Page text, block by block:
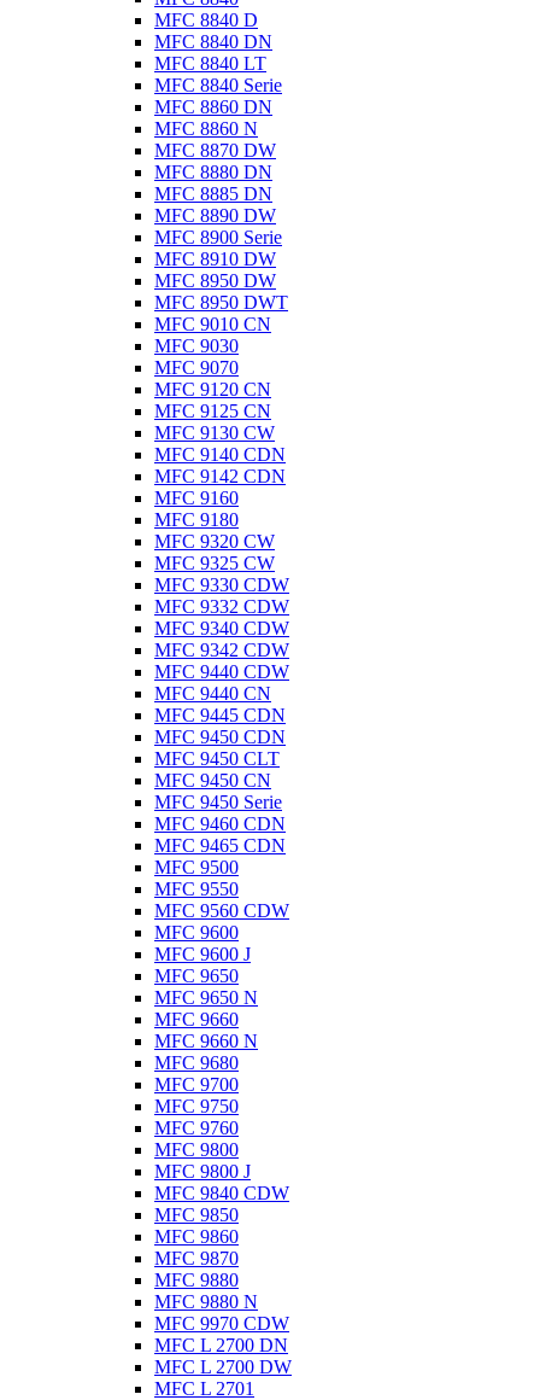
MFC 8840 D
MFC 8840 DN
MFC 8840 LT
MFC 8840 Serie
MFC 8860 DN
MFC 8860 N
MFC 8870 DW
MFC 8880 DN
MFC 8885 DN
MFC 8890 DW
MFC 8900 Serie
MFC 8910 DW
MFC 8950 DW
MFC 8950 DWT
MFC 9010 CN
MFC 9030
MFC 9070
MFC 9120 CN
MFC 9125 CN
MFC 9130 CW
MFC 9140 CDN
MFC 9142 CDN
MFC 9160
MFC 9180
MFC 9320 CW
MFC 9325 CW
MFC 9330 CDW
MFC 9332 CDW
MFC 9340 CDW
MFC 9342 CDW
MFC 9440 CDW
MFC 9440 CN
MFC 9445 CDN
MFC 9450 CDN
MFC 9450 CLT
MFC 9450 CN
MFC 9450 Serie
MFC 9460 CDN
MFC 9465 CDN
MFC 9500
MFC 9550
MFC 9560 CDW
MFC 9600
MFC 9600 J
MFC 9650
MFC 9650 N
MFC 9660
MFC 9660 N
MFC 9680
MFC 9700
MFC 9750
MFC 9760
MFC 9800
MFC 9800 J
MFC 9840 CDW
MFC 9850
MFC 9860
MFC 9870
MFC 9880
MFC 9880 N
MFC 9970 CDW
MFC L 2700 DN
MFC L 2700 DW
MFC L 2701